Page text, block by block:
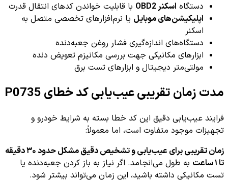
دستگاه اسکنر OBD2
با قابلیت خواندن کدهای انتقال قدرت
اپلیکیشن‌های موبایل یا نرم‌افزارهای تخصصی متصل به
اسکنر
دستگاه‌های اندازه‌گیری فشار روغن جعبه‌دنده
ابزارهای مکانیکی جهت بررسی مکانیزم تعویض دنده
مولتی‌متر دیجیتال و ابزارهای تست برق
مدت زمان تقریبی عیب‌یابی کد خطای P0735
فرایند عیب‌یابی دقیق این کد خطا بسته به شرایط خودرو و
تجهیزات موجود متفاوت است، اما معمولاً:
زمان تقریبی برای عیب‌یابی و تشخیص دقیق مشکل حدود ۳۰ دقیقه
تا ۱ ساعت
به طول می‌انجامد. اگر نیاز به باز کردن جعبه‌دنده یا
تست مکانیکی داشته باشید، این زمان می‌تواند بیشتر شود.